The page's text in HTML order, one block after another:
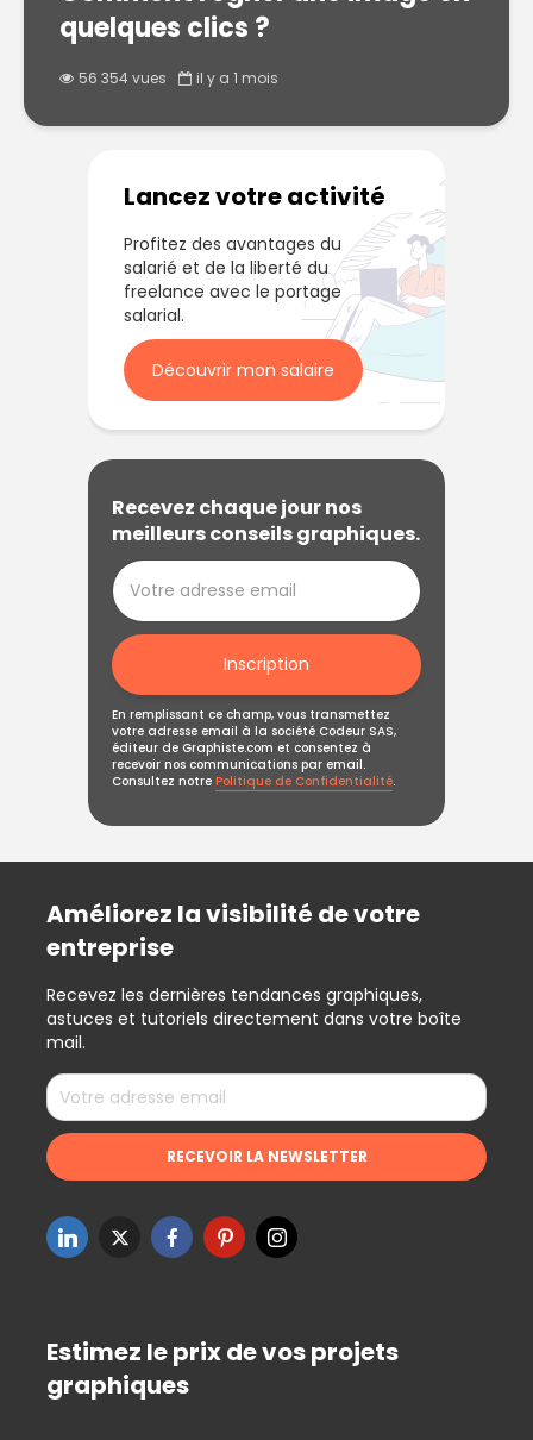
quelques clics ?
56 354 vues il y a 1 mois
Lancez votre activité
Profitez des avantages du
salarié et de la liberté du
freelance avec le portage
salarial.
Découvrir mon salaire
Recevez chaque jour nos
meilleurs conseils graphiques.
Inscription
En remplissant ce champ, vous transmettez
votre adresse email à la société Codeur SAS,
éditeur de Graphiste.com et consentez à
recevoir nos communications par email.
Consultez notre Politique de Confidentialité.
Améliorez la visibilité de votre
entreprise
Recevez les dernières tendances graphiques,
astuces et tutoriels directement dans votre boîte
mail.
Estimez le prix de vos projets
graphiques